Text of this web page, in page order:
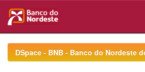
navigationDSpace - BNB - Banco do Nordeste